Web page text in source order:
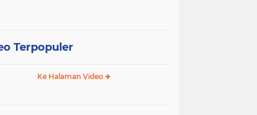
Terpopuler
Ke Halaman Video